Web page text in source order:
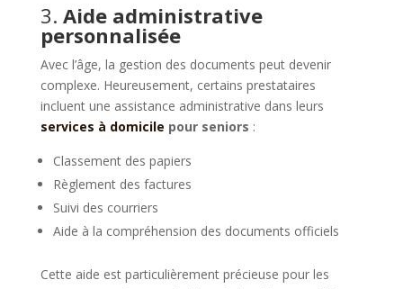
3. Aide administrative
personnalisée
Avec l’âge, la gestion des documents peut devenir
complexe. Heureusement, certains prestataires
incluent une assistance administrative dans leurs
services à domicile pour seniors :
Classement des papiers
Règlement des factures
Suivi des courriers
Aide à la compréhension des documents officiels
Cette aide est particulièrement précieuse pour les